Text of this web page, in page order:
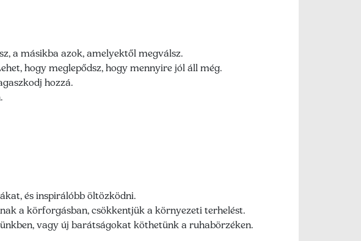
a másikba azok, amelyektől megválsz.
hogy meglepődsz, hogy mennyire jól áll még.
hozzá.
és inspirálóbb öltözködni.
a körforgásban, csökkentjük a környezeti terhelést.
vagy új barátságokat köthetünk a ruhabörzéken.